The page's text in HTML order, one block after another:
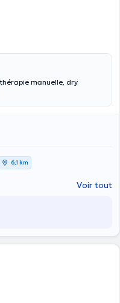
manuelle, dry
6,1 km
Voir tout